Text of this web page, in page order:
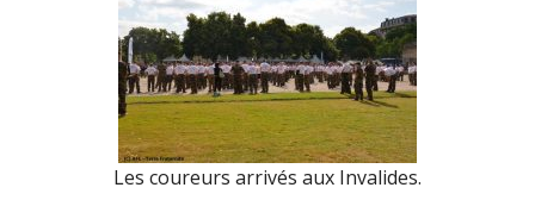
Les coureurs arrivés aux Invalides.